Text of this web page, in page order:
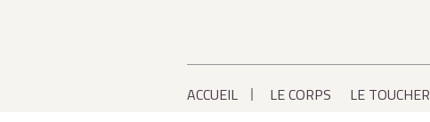
ACCUEIL LE CORPS LE TOUCHER